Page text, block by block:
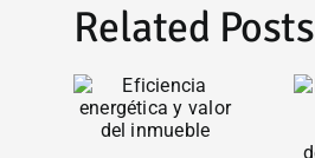
Related Posts